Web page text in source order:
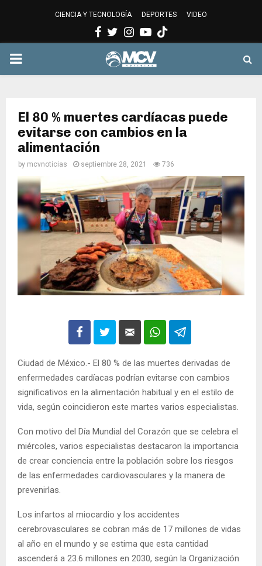
CIENCIA Y TECNOLOGÍA DEPORTES VIDEO
Facebook
Twitter
Instagram
Youtube
PRIMARY
El 80 % muertes cardíacas puede
evitarse con cambios en la
alimentación
by mcvnoticias septiembre 28, 2021 736
Ciudad de México.- El 80 % de las muertes derivadas de
enfermedades cardíacas podrían evitarse con cambios
significativos en la alimentación habitual y en el estilo de
vida, según coincidieron este martes varios especialistas.
Con motivo del Día Mundial del Corazón que se celebra el
miércoles, varios especialistas destacaron la importancia
de crear conciencia entre la población sobre los riesgos
de las enfermedades cardiovasculares y la manera de
prevenirlas.
Los infartos al miocardio y los accidentes
cerebrovasculares se cobran más de 17 millones de vidas
al año en el mundo y se estima que esta cantidad
ascenderá a 23.6 millones en 2030, según la Organización